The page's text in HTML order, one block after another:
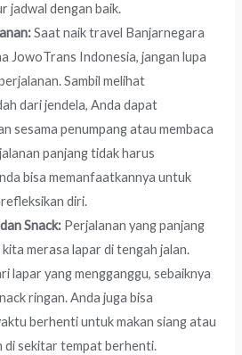
jadwal dengan baik.
Saat naik travel Banjarnegara
JowoTrans Indonesia, jangan lupa
Sambil melihat
dari jendela, Anda dapat
sesama penumpang atau membaca
panjang tidak harus
bisa memanfaatkannya untuk
diri.
Snack: Perjalanan yang panjang
merasa lapar di tengah jalan.
lapar yang mengganggu, sebaiknya
ringan. Anda juga bisa
berhenti untuk makan siang atau
di sekitar tempat berhenti.